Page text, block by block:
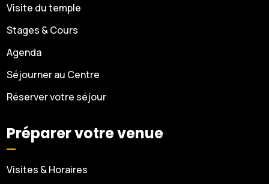
Visite du temple
Stages & Cours
Agenda
Séjourner au Centre
Réserver votre séjour
Préparer votre venue
Visites & Horaires